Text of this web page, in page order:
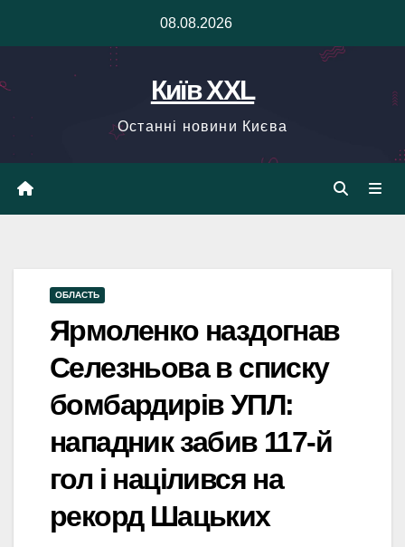
08.08.2026
Київ XXL
Останні новини Києва
ОБЛАСТЬ
Ярмоленко наздогнав
Селезньова в списку
бомбардирів УПЛ:
нападник забив 117-й
гол і націлився на
рекорд Шацьких